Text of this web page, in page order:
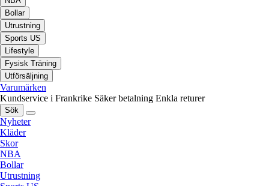
Bollar
Utrustning
Sports US
Lifestyle
Fysisk Träning
Utförsäljning
Varumärken
Kundservice i Frankrike Säker betalning Enkla returer
Sök
Nyheter
Kläder
Skor
NBA
Bollar
Utrustning